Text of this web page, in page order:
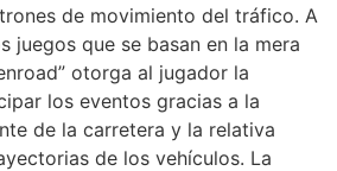
de movimiento del tráfico. A
juegos que se basan en la mera
otorga al jugador la
los eventos gracias a la
de la carretera y la relativa
de los vehículos. La